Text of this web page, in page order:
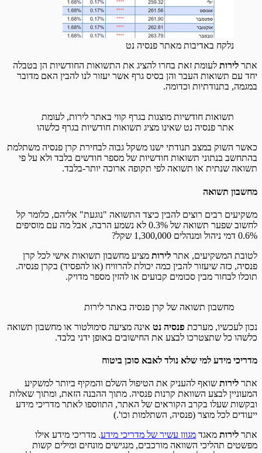
נלקח באדיבות מאתר פנסיה נט
אתר לירות לעומת זאת בחרו להציג את התשואות החודשיות הן בטבלה
יחד עם תשואות העבר והן בסיס גרף אשר יעזור לנו להבין האם מדובר
במגמה, בתנודתיות וכדומה.
תשואות חודשיות מוצגות בגרף קווי באתר לירות, לעומת
אתר פנסיה נט שאינו מציג תשואות חודשיות בגרף כלשהו
כאשר השוק במצב תנודתי ישנו משקל גבוה לבחירת קרן פנסיה משתלמת
בהתחשב בנתוני תשואות חודשיות של מספר חודשים בלבד ולא על פי
תשואה שנתית או תשואה לפי תקופה ארוכה יותר-בלבד.
מחשבון תשואה
משקיעים רבים רוצים להבין כיצד התשואה "נוגעת" אליהם, כלומר קל
לחשוב שפער תשואה של 0.3% לא נשמע הרבה, אבל מה עם מוסיפים
0.6% דמי ניהול ומנהלים 1,300,000 שקל?
לטובת המשקיעים, אתר לירות מציע מחשבון תשואות אישי לכל קרן
פנסיה, כזה שיעזור להבין כמה יכולת להרוויח (או להפסיד) בקרן פנסיה.
תוכלו לבחור מבין סכומים קבועים או להזין מספר מדויק.
מחשבון תשואה של קרן פנסיה באתר לירות
נכון לעכשיו, מערכת פנסיה נט אינה מציעה סימולטור או מחשבון תשואה
כלשהו כל שתצטרכו לבצע את החישובים באופן ידני בלבד.
מדריכי מידע למי שלא נולד לאבא סוכן ביטוח
אתר לירות שואף להעניק את הטיפול השלם והמקיף ביותר למשקיע
המעוניין לבצע השוואת קרנות פנסיה. מתוך ההבנה הזאת, ומתוך שאלות
ובקשות שעלו בקרב הקוראים של האתר, התווספו לאתר מדריכי מידע
ייעודים לכל מוצר (פנסיה, השתלמות וכו'.)
אתר לירות מאגד מגוון עשיר של מדריכי מידע. מדריכי מידע אילו
מפשטים תהליכי השוואה מורכבים, מנגישים מונחים ומילים קשות